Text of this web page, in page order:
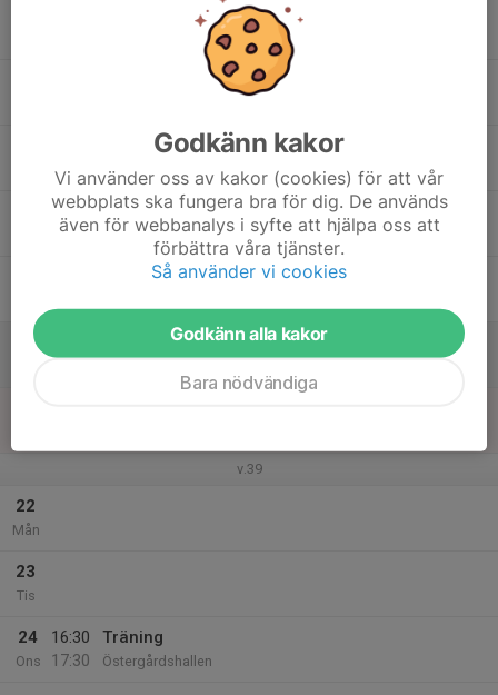
17:30
Träning
Östergårdshallen
20
v.39
22
Mån
23
Tis
24
Ons
16:30
17:30
Träning
Östergårdshallen
Godkänn kakor
Vi använder oss av kakor (cookies) för att vår
webbplats ska fungera bra för dig. De används
även för webbanalys i syfte att hjälpa oss att
förbättra våra tjänster.
Så använder vi cookies
Godkänn alla kakor
Bara nödvändiga